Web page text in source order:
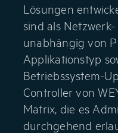
Lösungen
sind als
unabhängig von
Applikationstyp
Betriebssystem-
Controller von
Matrix, die es
durchgehend